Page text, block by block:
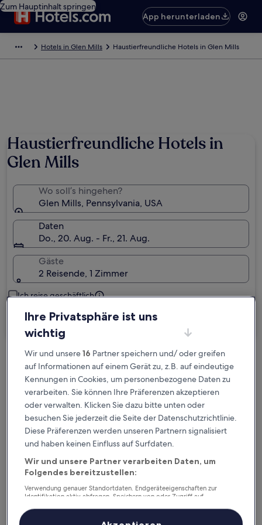
Zum Hauptinhalt springen
App herunterladen
Hotels in Glen Mills Haustierfreundliche Hotels in Glen Mills
Haustierfreundliche Hotels in
Glen Mills
Wo soll’s hingehen?
Glen Mills, Pennsylvania, USA
Daten
Do., 20. Aug. - Fr., 21. Aug.
Gäste
2 Reisende, 1 Zimmer
Ich reise geschäftlich
Suchen
Kostenlose Stornierung bei
Planänderungen
Verdiene Prämien für jede
wahrgenommene Übernachtung
Mehr sparen mit Preisen für Mitglieder
Ihre Privatsphäre ist uns
wichtig
Wir und unsere16 Partner speichern und/ oder greifen
auf Informationen auf einem Gerät zu, z.B. auf eindeutige
Kennungen in Cookies, um personenbezogene Daten zu
verarbeiten. Sie können Ihre Präferenzen akzeptieren
oder verwalten. Klicken Sie dazu bitte unten oder
besuchen Sie jederzeit die Seite der Datenschutzrichtlinie.
Diese Präferenzen werden unseren Partnern signalisiert
und haben keinen Einfluss auf Surfdaten.
Wir und unsere Partner verarbeiten Daten, um
Folgendes bereitzustellen:
Verwendung genauer Standortdaten. Endgeräteeigenschaften zur
Identifikation aktiv abfragen. Speichern von oder Zugriff auf
Inhalte, Messung von Werbeleistung und der Performance von Inhalten,
Zielgruppenforschung sowie Entwicklung und Verbesserung von